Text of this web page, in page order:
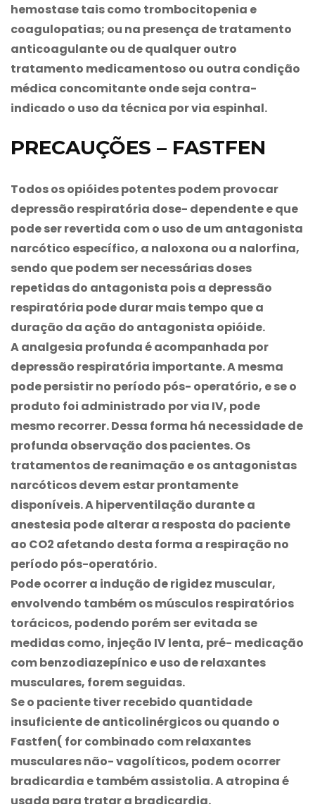
hemostase tais como trombocitopenia e
coagulopatias; ou na presença de tratamento
anticoagulante ou de qualquer outro
tratamento medicamentoso ou outra condição
médica concomitante onde seja contra-
indicado o uso da técnica por via espinhal.
PRECAUÇÕES – FASTFEN
Todos os opióides potentes podem provocar
depressão respiratória dose- dependente e que
pode ser revertida com o uso de um antagonista
narcótico específico, a naloxona ou a nalorfina,
sendo que podem ser necessárias doses
repetidas do antagonista pois a depressão
respiratória pode durar mais tempo que a
duração da ação do antagonista opióide.
A analgesia profunda é acompanhada por
depressão respiratória importante. A mesma
pode persistir no período pós- operatório, e se o
produto foi administrado por via IV, pode
mesmo recorrer. Dessa forma há necessidade de
profunda observação dos pacientes. Os
tratamentos de reanimação e os antagonistas
narcóticos devem estar prontamente
disponíveis. A hiperventilação durante a
anestesia pode alterar a resposta do paciente
ao CO2 afetando desta forma a respiração no
período pós-operatório.
Pode ocorrer a indução de rigidez muscular,
envolvendo também os músculos respiratórios
torácicos, podendo porém ser evitada se
medidas como, injeção IV lenta, pré- medicação
com benzodiazepínico e uso de relaxantes
musculares, forem seguidas.
Se o paciente tiver recebido quantidade
insuficiente de anticolinérgicos ou quando o
Fastfen( for combinado com relaxantes
musculares não- vagolíticos, podem ocorrer
bradicardia e também assistolia. A atropina é
usada para tratar a bradicardia.